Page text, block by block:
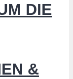
DIE
&